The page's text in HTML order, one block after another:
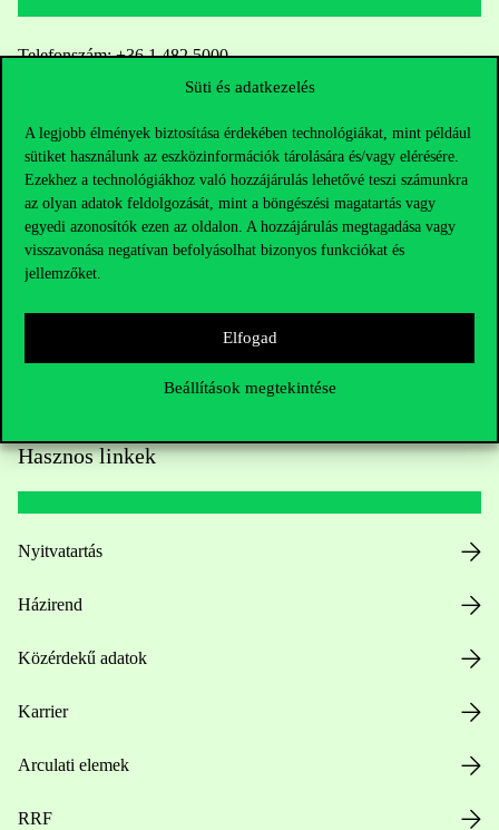
Süti és adatkezelés
A legjobb élmények biztosítása érdekében technológiákat, mint például
sütiket használunk az eszközinformációk tárolására és/vagy elérésére.
Ezekhez a technológiákhoz való hozzájárulás lehetővé teszi számunkra
az olyan adatok feldolgozását, mint a böngészési magatartás vagy
egyedi azonosítók ezen az oldalon. A hozzájárulás megtagadása vagy
visszavonása negatívan befolyásolhat bizonyos funkciókat és
jellemzőket.
Elfogad
Beállítások megtekintése
Telefonszám:+36 1 482 5000
Oktatói elérhetőségek
HUB jelenlegi hallgatóinknak
Sajtó:press@uni-corvinus.hu
Hasznos linkek
Nyitvatartás
Házirend
Közérdekű adatok
Karrier
Arculati elemek
RRF